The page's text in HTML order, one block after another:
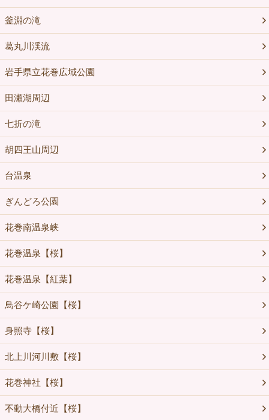
釜淵の滝
葛丸川渓流
岩手県立花巻広域公園
田瀬湖周辺
七折の滝
胡四王山周辺
台温泉
ぎんどろ公園
花巻南温泉峡
花巻温泉【桜】
花巻温泉【紅葉】
鳥谷ケ崎公園【桜】
身照寺【桜】
北上川河川敷【桜】
花巻神社【桜】
不動大橋付近【桜】